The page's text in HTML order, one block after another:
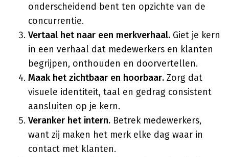
onderscheidend bent ten opzichte van de
concurrentie.
Vertaal het naar een merkverhaal. Giet je kern
in een verhaal dat medewerkers en klanten
begrijpen, onthouden en doorvertellen.
Maak het zichtbaar en hoorbaar. Zorg dat
visuele identiteit, taal en gedrag consistent
aansluiten op je kern.
Veranker het intern. Betrek medewerkers,
want zij maken het merk elke dag waar in
contact met klanten.